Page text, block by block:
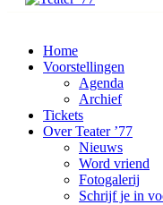
Home
Voorstellingen
Agenda
Archief
Tickets
Over Teater ’77
Nieuws
Word vriend
Fotogalerij
Schrijf je in